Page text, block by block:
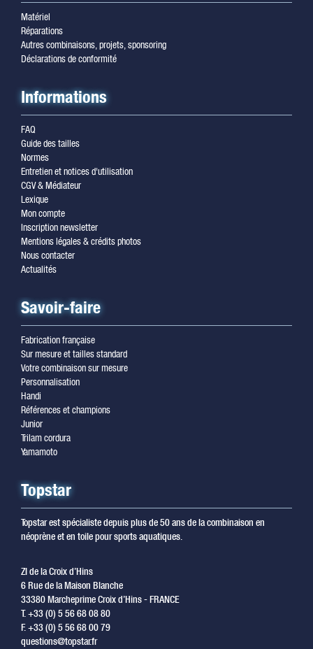
Matériel
Réparations
Autres combinaisons, projets, sponsoring
Déclarations de conformité
Informations
FAQ
Guide des tailles
Normes
Entretien et notices d'utilisation
CGV & Médiateur
Lexique
Mon compte
Inscription newsletter
Mentions légales & crédits photos
Nous contacter
Actualités
Savoir-faire
Fabrication française
Sur mesure et tailles standard
Votre combinaison sur mesure
Personnalisation
Handi
Références et champions
Junior
Trilam cordura
Yamamoto
Topstar
Topstar est spécialiste depuis plus de 50 ans de la combinaison en
néoprène et en toile pour sports aquatiques.
ZI de la Croix d’Hins
6 Rue de la Maison Blanche
33380 Marcheprime Croix d’Hins - FRANCE
T. +33 (0) 5 56 68 08 80
F. +33 (0) 5 56 68 00 79
questions@topstar.fr